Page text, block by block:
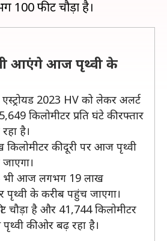
भी आएंगे आज पृथ्वी के
एस्ट्रोयड 2023 HV को लेकर अलर्ट
किलोमीटर प्रति घंटे की रफ्तार
है।
किलोमीटर की दूरी पर आज पृथ्वी
भी आज लगभग 19 लाख
पृथ्वी के करीब पहुंच जाएगा।
चौड़ा है और 41,744 किलोमीटर
पृथ्वी की ओर बढ़ रहा है।